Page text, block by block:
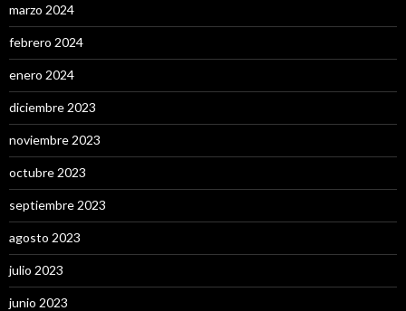
marzo 2024
febrero 2024
enero 2024
diciembre 2023
noviembre 2023
octubre 2023
septiembre 2023
agosto 2023
julio 2023
junio 2023